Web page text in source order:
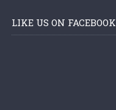
LIKE US ON FACEBOOK